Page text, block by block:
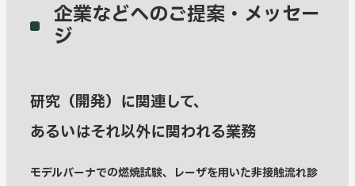
企業などへのご提案・メッセー
ジ
研究（開発）に関連して、
あるいはそれ以外に関われる業務
モデルバーナでの燃焼試験、レーザを用いた非接触流れ診